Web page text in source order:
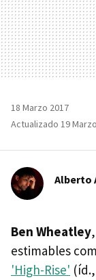
18 Marzo 2017
Actualizado 19
Alberto
Ben Wheatley
estimables
'High-Rise'